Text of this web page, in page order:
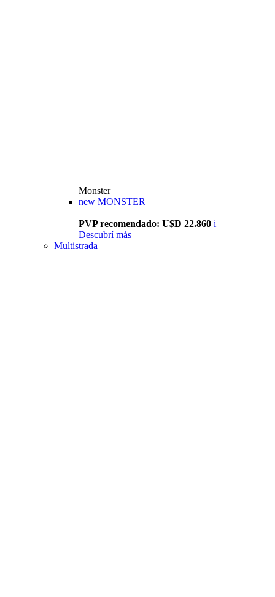
Monster
new MONSTER
PVP recomendado: U$D 22.860 i
Descubrí más
Multistrada